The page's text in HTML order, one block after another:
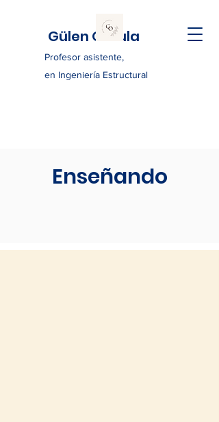
Gülen Ozkula
Profesor asistente,
en Ingeniería Estructural
Enseñando